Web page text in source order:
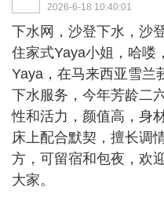
2026-6-18 10:40:01
下水网， 沙登下水 ，沙
住家式Yaya小姐，哈喽
Yaya，在马来西亚雪兰
下水服务，今年芳龄二
性和活力，颜值高，身
床上配合默契，擅长调
方，可留宿和包夜，欢
大家。